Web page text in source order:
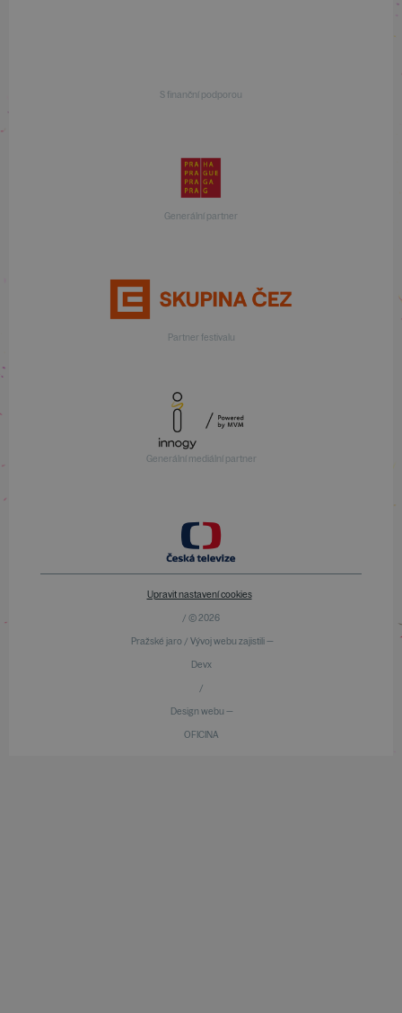
S finanční podporou
Generální partner
Partner festivalu
Generální mediální partner
Upravit nastavení cookies
/ © 2026
Pražské jaro / Vývoj webu zajistili —
Devx
/
Design webu —
OFICINA